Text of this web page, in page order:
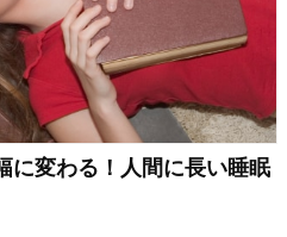
に変わる！人間に長い睡眠